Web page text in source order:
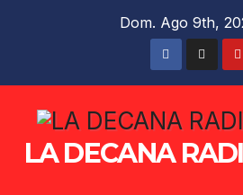
Dom. Ago 9th,
LA DECANA